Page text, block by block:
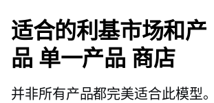
适合的利基市场和产
品 单一产品 商店
并非所有产品都完美适合此模型。